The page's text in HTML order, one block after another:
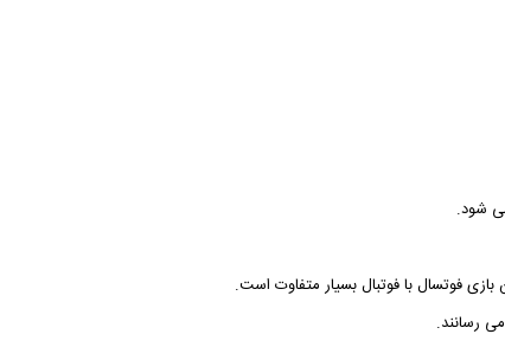
شود.
فوتسال با فوتبال بسیار متفاوت است.
رسانند.